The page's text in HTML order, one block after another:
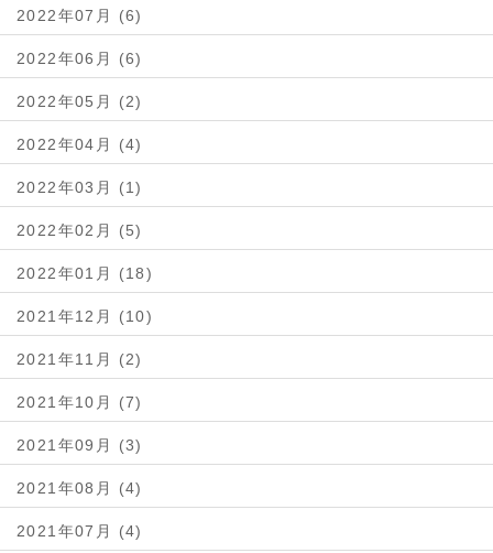
2022年07月 (6)
2022年06月 (6)
2022年05月 (2)
2022年04月 (4)
2022年03月 (1)
2022年02月 (5)
2022年01月 (18)
2021年12月 (10)
2021年11月 (2)
2021年10月 (7)
2021年09月 (3)
2021年08月 (4)
2021年07月 (4)